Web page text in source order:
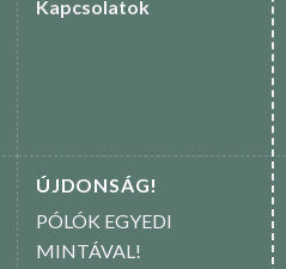
Kapcsolatok
ÚJDONSÁG!
PÓLÓK EGYEDI
MINTÁVAL!